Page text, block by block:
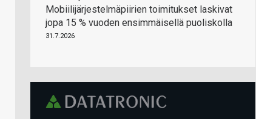
Mobiilijärjestelmäpiirien toimitukset laskivat
jopa 15 % vuoden ensimmäisellä puoliskolla
31.7.2026